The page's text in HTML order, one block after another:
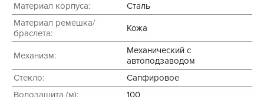
Материал корпуса:
Сталь
Материал ремешка/
браслета:
Кожа
Механизм:
Механический с
автоподзаводом
Стекло:
Сапфировое
Водозащита (м):
100